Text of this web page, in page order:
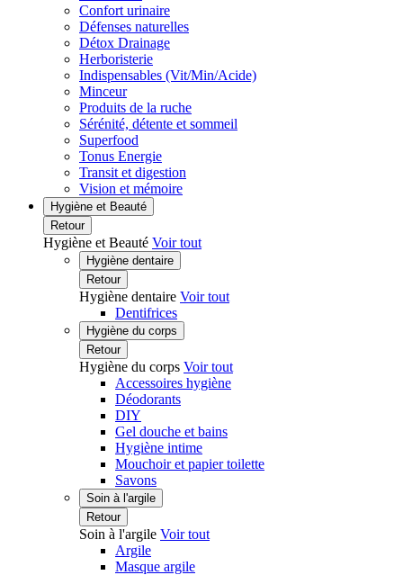
Confort urinaire
Défenses naturelles
Détox Drainage
Herboristerie
Indispensables (Vit/Min/Acide)
Minceur
Produits de la ruche
Sérénité, détente et sommeil
Superfood
Tonus Energie
Transit et digestion
Vision et mémoire
Hygiène et Beauté
Retour
Hygiène et Beauté Voir tout
Hygiène dentaire
Retour
Hygiène dentaire Voir tout
Dentifrices
Hygiène du corps
Retour
Hygiène du corps Voir tout
Accessoires hygiène
Déodorants
DIY
Gel douche et bains
Hygiène intime
Mouchoir et papier toilette
Savons
Soin à l'argile
Retour
Soin à l'argile Voir tout
Argile
Masque argile